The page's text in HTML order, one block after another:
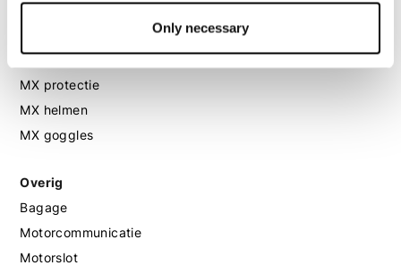
Only necessary
MX laarzen
MX protectie
MX helmen
MX goggles
Overig
Bagage
Motorcommunicatie
Motorslot